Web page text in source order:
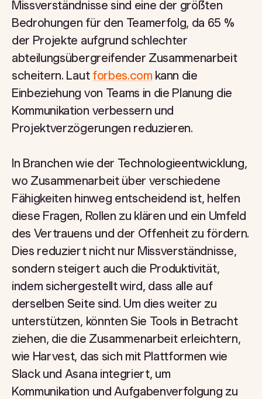
Missverständnisse sind eine der größten
Bedrohungen für den Teamerfolg, da 65 %
der Projekte aufgrund schlechter
abteilungsübergreifender Zusammenarbeit
scheitern. Laut forbes.com kann die
Einbeziehung von Teams in die Planung die
Kommunikation verbessern und
Projektverzögerungen reduzieren.
In Branchen wie der Technologieentwicklung,
wo Zusammenarbeit über verschiedene
Fähigkeiten hinweg entscheidend ist, helfen
diese Fragen, Rollen zu klären und ein Umfeld
des Vertrauens und der Offenheit zu fördern.
Dies reduziert nicht nur Missverständnisse,
sondern steigert auch die Produktivität,
indem sichergestellt wird, dass alle auf
derselben Seite sind. Um dies weiter zu
unterstützen, könnten Sie Tools in Betracht
ziehen, die die Zusammenarbeit erleichtern,
wie Harvest, das sich mit Plattformen wie
Slack und Asana integriert, um
Kommunikation und Aufgabenverfolgung zu